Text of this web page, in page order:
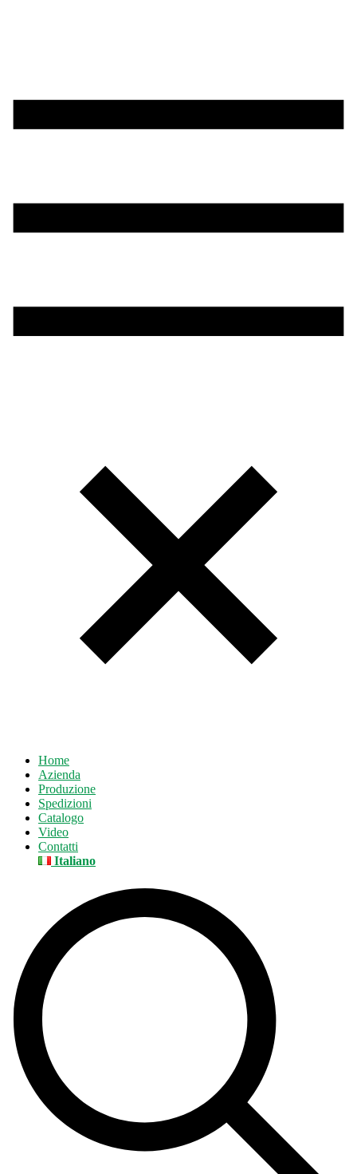
Home
Azienda
Produzione
Spedizioni
Catalogo
Video
Contatti
Italiano